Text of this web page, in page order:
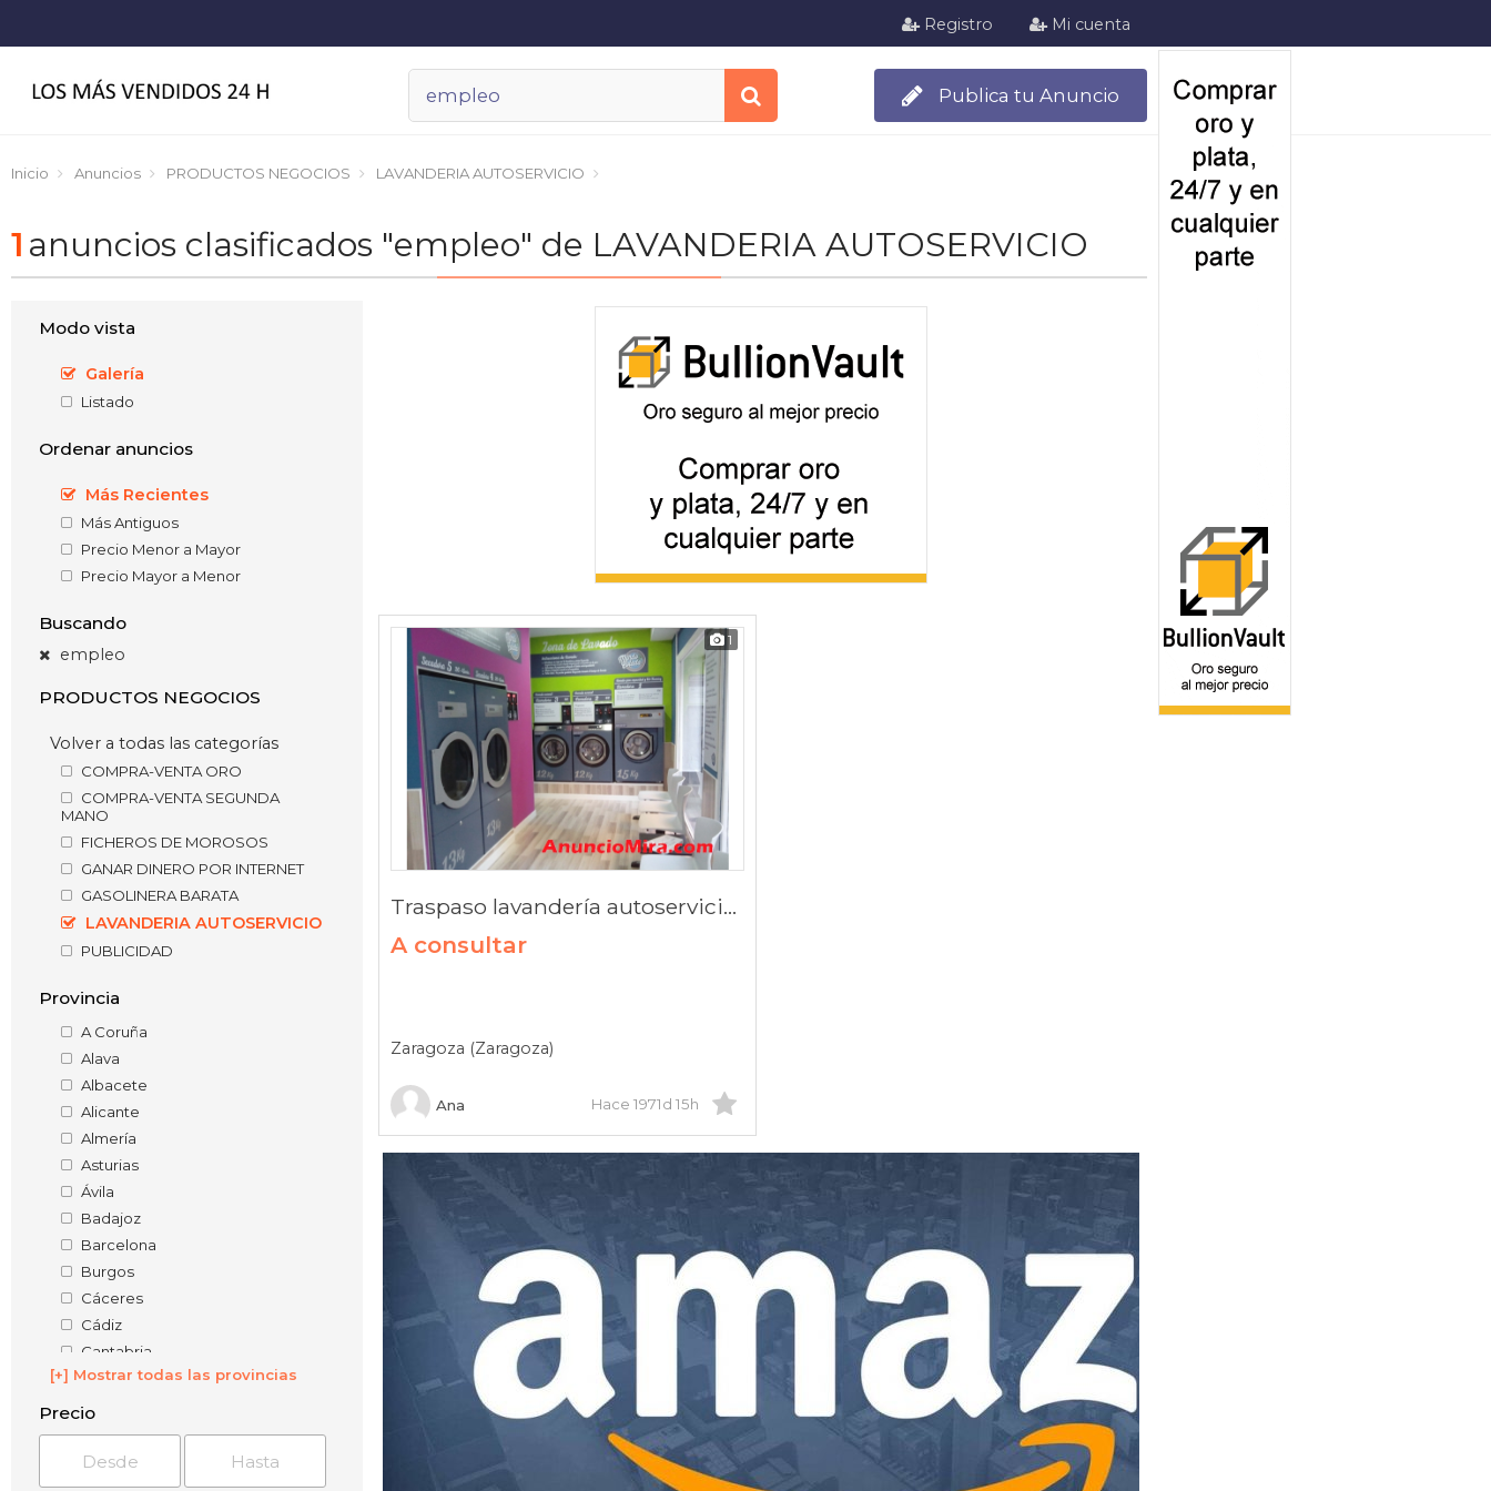
Registro Mi cuenta
Publica tu Anuncio
Inicio Anuncios PRODUCTOS NEGOCIOS LAVANDERIA AUTOSERVICIO
1 anuncios clasificados "empleo" de LAVANDERIA AUTOSERVICIO
Modo vista
Galería
Listado
Ordenar anuncios
Más Recientes
Más Antiguos
Precio Menor a Mayor
Precio Mayor a Menor
Buscando
empleo
PRODUCTOS NEGOCIOS
Volver a todas las categorías
COMPRA-VENTA ORO
COMPRA-VENTA SEGUNDA
MANO
FICHEROS DE MOROSOS
GANAR DINERO POR INTERNET
GASOLINERA BARATA
LAVANDERIA AUTOSERVICIO
PUBLICIDAD
Provincia
A Coruña
Alava
Albacete
Alicante
Almería
Asturias
Ávila
Badajoz
Barcelona
Burgos
Cáceres
Cádiz
Cantabria
Castellón
Ceuta
Ciudad Real
Córdoba
Cuenca
[+] Mostrar todas las provincias
Precio
1
Traspaso lavandería autoservicio. OPORTUNIDAD!
A consultar
Ana
Zaragoza (Zaragoza)
Hace 1971d 15h